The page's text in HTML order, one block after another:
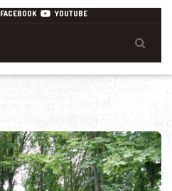
FACEBOOK YOUTUBE